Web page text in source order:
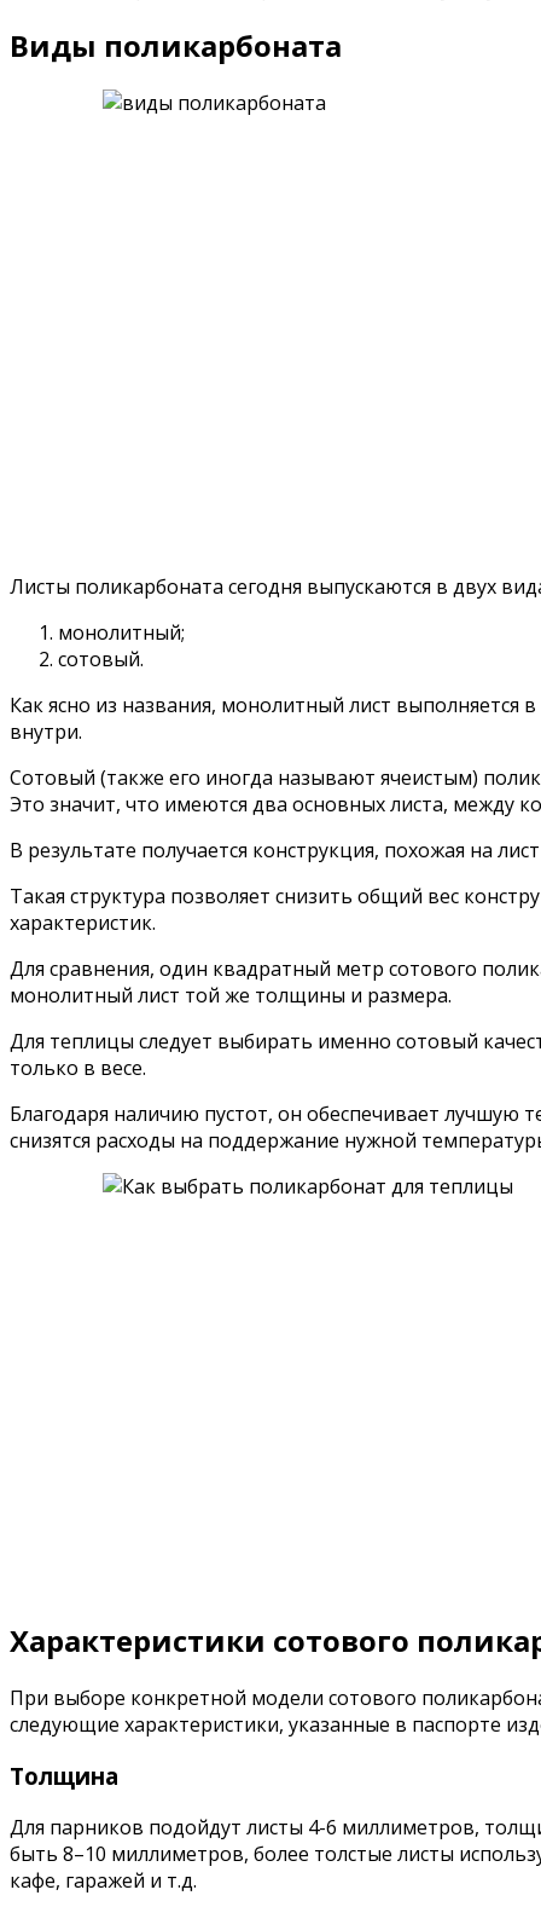
Виды поликарбоната
Листы поликарбоната сегодня выпускаются в двух
монолитный;
сотовый.
Как ясно из названия, монолитный лист выполняется
внутри.
Сотовый (также его иногда называют ячеистым)
Это значит, что имеются два основных листа, между
В результате получается конструкция, похожая на
Такая структура позволяет снизить общий вес
характеристик.
Для сравнения, один квадратный метр сотового
монолитный лист той же толщины и размера.
Для теплицы следует выбирать именно сотовый
только в весе.
Благодаря наличию пустот, он обеспечивает лучшую
снизятся расходы на поддержание нужной
Характеристики сотового
При выборе конкретной модели сотового
следующие характеристики, указанные в паспорте
Толщина
Для парников подойдут листы 4-6 миллиметров,
быть 8–10 миллиметров, более толстые листы
кафе, гаражей и т.д.